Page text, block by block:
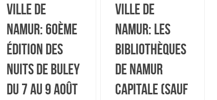
Ville de
Namur: 60ème
édition des
Nuits de Buley
du 7 au 9 août
Ville de
Namur: Les
bibliothèques
de Namur
Capitale (sauf